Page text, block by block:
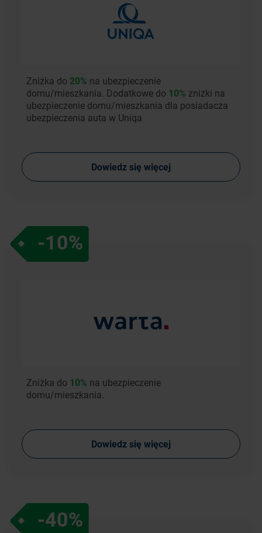
Zniżka do 20% na ubezpieczenie
domu/mieszkania. Dodatkowe do 10% zniżki na
ubezpieczenie domu/mieszkania dla posiadacza
ubezpieczenia auta w Uniqa
Dowiedz się więcej
-10%
Zniżka do 10% na ubezpieczenie
domu/mieszkania.
Dowiedz się więcej
-40%